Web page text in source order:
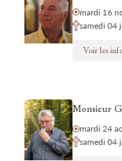
mardi 16
samedi 04
Voir les
Monsieur
mardi 24
samedi 04